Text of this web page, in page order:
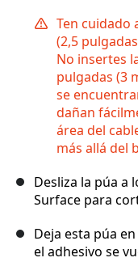
Ten cuidado
(2,5
No insertes
pulgadas (3
se
dañan
área del
más allá del
Desliza la púa a
Surface para
Deja esta púa
el adhesivo se